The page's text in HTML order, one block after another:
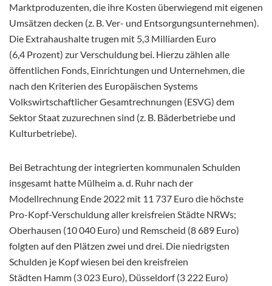
Marktproduzenten, die ihre Kosten überwiegend mit eigenen
Umsätzen decken (z. B. Ver- und Entsorgungsunternehmen).
Die Extrahaushalte trugen mit 5,3 Milliarden Euro
(6,4 Prozent) zur Verschuldung bei. Hierzu zählen alle
öffentlichen Fonds, Einrichtungen und Unternehmen, die
nach den Kriterien des Europäischen Systems
Volkswirtschaftlicher Gesamtrechnungen (ESVG) dem
Sektor Staat zuzurechnen sind (z. B. Bäderbetriebe und
Kulturbetriebe).
Bei Betrachtung der integrierten kommunalen Schulden
insgesamt hatte Mülheim a. d. Ruhr nach der
Modellrechnung Ende 2022 mit 11 737 Euro die höchste
Pro-Kopf-Verschuldung aller kreisfreien Städte NRWs;
Oberhausen (10 040 Euro) und Remscheid (8 689 Euro)
folgten auf den Plätzen zwei und drei. Die niedrigsten
Schulden je Kopf wiesen bei den kreisfreien
Städten Hamm (3 023 Euro), Düsseldorf (3 222 Euro)